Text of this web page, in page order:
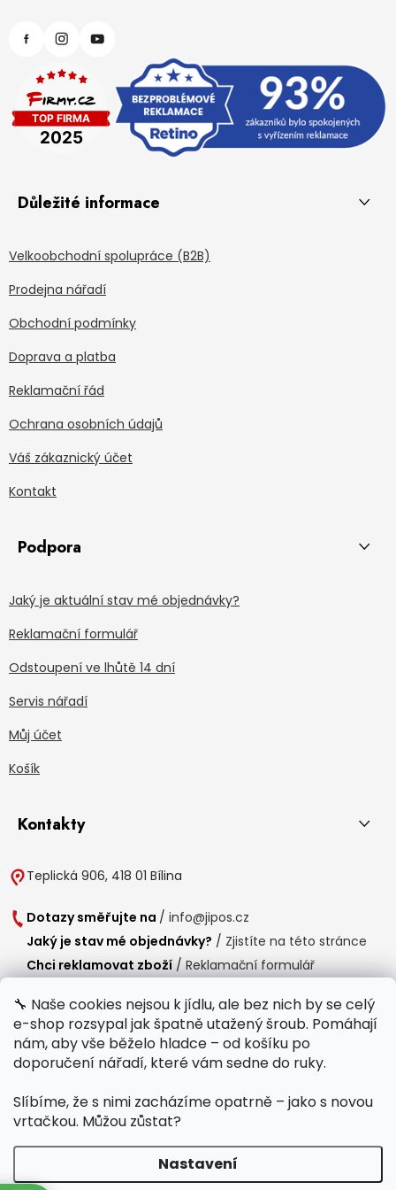
🔧 Naše cookies nejsou k jídlu, ale bez nich by se celý
e-shop rozsypal jak špatně utažený šroub. Pomáhají
nám, aby vše běželo hladce – od košíku po
doporučení nářadí, které vám sedne do ruky.
Slíbíme, že s nimi zacházíme opatrně – jako s novou
vrtačkou. Můžou zůstat?
Nastavení
Důležité informace
Velkoobchodní spolupráce (B2B)
Prodejna nářadí
Obchodní podmínky
Doprava a platba
Reklamační řád
Ochrana osobních údajů
Váš zákaznický účet
Kontakt
Podpora
Jaký je aktuální stav mé objednávky?
Reklamační formulář
Odstoupení ve lhůtě 14 dní
Servis nářadí
Můj účet
Košík
Kontakty
Teplická 906, 418 01 Bílina
Dotazy směřujte na / info@jipos.cz
Jaký je stav mé objednávky? / Zjistíte na této stránce
Chci reklamovat zboží / Reklamační formulář
Provozní doba
Po-Čt / 8:00 - 15:00
Polední přestávka /11:00 - 11:30
Copyright 2026Jipos.cz. Všechna práva vyhrazena.Upravit nastavení